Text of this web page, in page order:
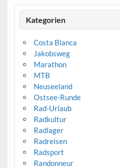
Kategorien
Costa Blanca
Jakobsweg
Marathon
MTB
Neuseeland
Ostsee-Runde
Rad-Urlaub
Radkultur
Radlager
Radreisen
Radsport
Randonneur